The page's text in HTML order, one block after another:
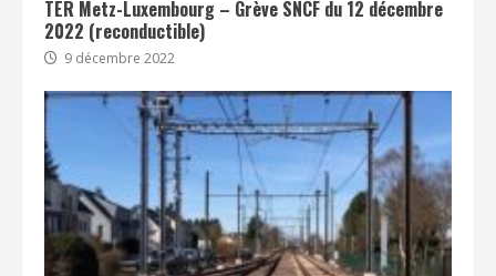
TER Metz-Luxembourg – Grève SNCF du 12 décembre
2022 (reconductible)
9 décembre 2022